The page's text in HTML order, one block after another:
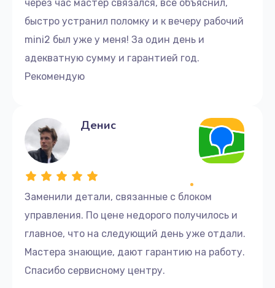
через час мастер связался, все объяснил,
быстро устранил поломку и к вечеру рабочий
mini2 был уже у меня! За один день и
адекватную сумму и гарантией год.
Рекомендую
Заменили детали, связанные с блоком
управления. По цене недорого получилось и
главное, что на следующий день уже отдали.
Мастера знающие, дают гарантию на работу.
Спасибо сервисному центру.
Денис